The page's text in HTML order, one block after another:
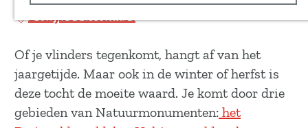
g
i
n
a
Bekijk routekaart
Of je vlinders tegenkomt, hangt af van het
jaargetijde. Maar ook in de winter of herfst is
deze tocht de moeite waard. Je komt door drie
gebieden van Natuurmonumenten: het